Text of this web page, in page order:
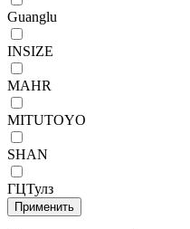
Guanglu
INSIZE
MAHR
MITUTOYO
SHAN
ГЦТулз